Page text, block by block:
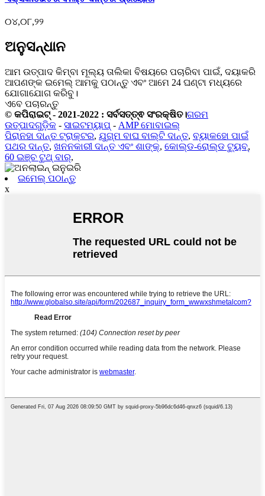
୦୪,୦୮,୨୨
ଅନୁସନ୍ଧାନ
ଆମ ଉତ୍ପାଦ କିମ୍ବା ମୂଲ୍ୟ ତାଲିକା ବିଷୟରେ ପଚାରିବା ପାଇଁ, ଦୟାକରି
ଆପଣଙ୍କ ଇମେଲ୍ ଆମକୁ ପଠାନ୍ତୁ ଏବଂ ଆମେ 24 ଘଣ୍ଟା ମଧ୍ୟରେ
ଯୋଗାଯୋଗ କରିବୁ।
ଏବେ ପଚାରନ୍ତୁ
© କପିରାଇଟ୍ - 2021-2022 : ସର୍ବସତ୍ତ୍ଵ ସଂରକ୍ଷିତ।ଗରମ
ଉତ୍ପାଦଗୁଡ଼ିକ - ସାଇଟମ୍ୟାପ୍ - AMP ମୋବାଇଲ୍
ପିରାନହା ଦାନ୍ତ ଟ୍ରାକ୍ଟର, ଯୁଗ୍ମ ବାଘ ବାଲ୍ଟି ଦାନ୍ତ, ବ୍ୟାକହୋ ପାଇଁ
ପଥର ଦାନ୍ତ, ଖନନକାରୀ ଦାନ୍ତ ଏବଂ ଶାଙ୍କ୍, କୋଲ୍ଡ-ରୋଲ୍ଡ ଟ୍ୟୁବ୍,
60 ଇଞ୍ଚ ଟୁଥ୍ ବାର୍,
ଇମେଲ୍ ପଠାନ୍ତୁ
x